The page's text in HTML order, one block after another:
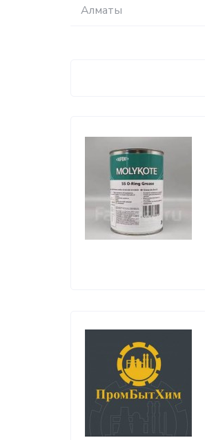
Алматы